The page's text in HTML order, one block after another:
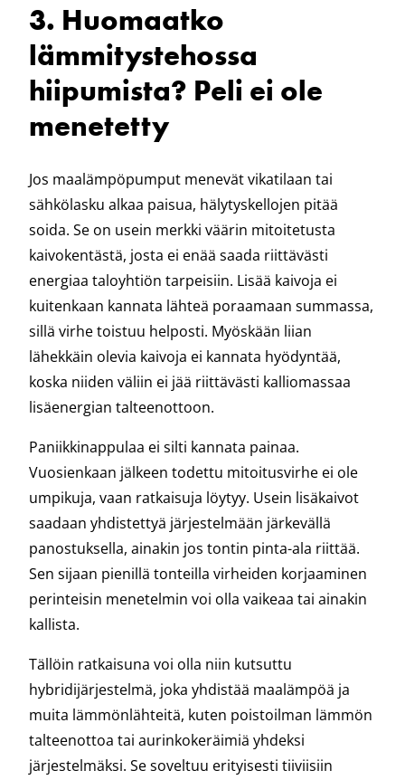
3. Huomaatko
lämmitystehossa
hiipumista? Peli ei ole
menetetty
Jos maalämpöpumput menevät vikatilaan tai
sähkölasku alkaa paisua, hälytyskellojen pitää
soida. Se on usein merkki väärin mitoitetusta
kaivokentästä, josta ei enää saada riittävästi
energiaa taloyhtiön tarpeisiin. Lisää kaivoja ei
kuitenkaan kannata lähteä poraamaan summassa,
sillä virhe toistuu helposti. Myöskään liian
lähekkäin olevia kaivoja ei kannata hyödyntää,
koska niiden väliin ei jää riittävästi kalliomassaa
lisäenergian talteenottoon.
Paniikkinappulaa ei silti kannata painaa.
Vuosienkaan jälkeen todettu mitoitusvirhe ei ole
umpikuja, vaan ratkaisuja löytyy. Usein lisäkaivot
saadaan yhdistettyä järjestelmään järkevällä
panostuksella, ainakin jos tontin pinta-ala riittää.
Sen sijaan pienillä tonteilla virheiden korjaaminen
perinteisin menetelmin voi olla vaikeaa tai ainakin
kallista.
Tällöin ratkaisuna voi olla niin kutsuttu
hybridijärjestelmä, joka yhdistää maalämpöä ja
muita lämmönlähteitä, kuten poistoilman lämmön
talteenottoa tai aurinkokeräimiä yhdeksi
järjestelmäksi. Se soveltuu erityisesti tiiviisiin